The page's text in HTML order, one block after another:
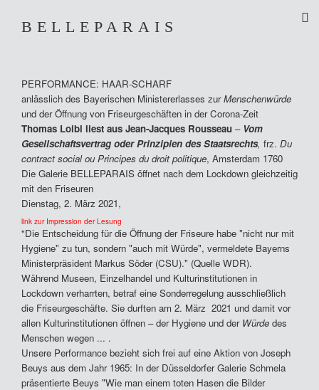
BELLEPARAIS
EXHIBITIONS
SALON
ARTISTS
CONTACT
PERFORMANCE: HAAR-SCHARF
anlässlich des Bayerischen Ministererlasses zurMenschenwürde
und derÖffnung von Friseurgeschäften in der Corona-Zeit
Thomas Loibl liest aus Jean-Jacques Rousseau – Vom
Gesellschaftsvertrag oder Prinzipien des Staatsrechts, frz. Du
contract social ou Principes du droit politique, Amsterdam 1760
Die Galerie BELLEPARAIS öffnet nach dem Lockdown gleichzeitig
mit den Friseuren
Dienstag, 2. März 2021,
link zur Impression der Lesung
"Die Entscheidung für die Öffnung der Friseure habe "nicht nur mit
Hygiene" zu tun, sondern "auch mit Würde", vermeldete Bayerns
Ministerpräsident Markus Söder (CSU)." (Quelle WDR).
Während Museen, Einzelhandel und Kulturinstitutionen in
Lockdown verharrten, betraf eine Sonderregelung ausschließlich
die Friseurgeschäfte. Sie durften am 2. März 2021 und damit vor
allen Kulturinstitutionen öffnen – der Hygiene und der Würde des
Menschen wegen ... .
Unsere Performance bezieht sich frei auf eine Aktion von Joseph
Beuys aus dem Jahr 1965: In der Düsseldorfer Galerie Schmela
präsentierte Beuys "Wie man einem toten Hasen die Bilder